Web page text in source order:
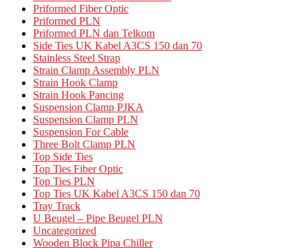
Priformed Fiber Optic
Priformed PLN
Priformed PLN dan Telkom
Side Ties UK Kabel A3CS 150 dan 70
Stainless Steel Strap
Strain Clamp Assembly PLN
Strain Hook Clamp
Strain Hook Pancing
Suspension Clamp PJKA
Suspension Clamp PLN
Suspension For Cable
Three Bolt Clamp PLN
Top Side Ties
Top Ties Fiber Optic
Top Ties PLN
Top Ties UK Kabel A3CS 150 dan 70
Tray Track
U Beugel – Pipe Beugel PLN
Uncategorized
Wooden Block Pipa Chiller